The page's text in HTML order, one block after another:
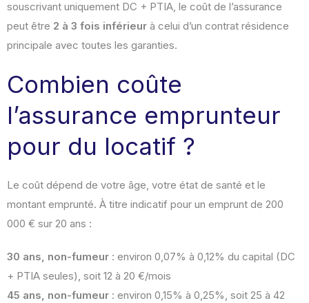
souscrivant uniquement DC + PTIA, le coût de l’assurance
peut être 2 à 3 fois inférieur à celui d’un contrat résidence
principale avec toutes les garanties.
Combien coûte
l’assurance emprunteur
pour du locatif ?
Le coût dépend de votre âge, votre état de santé et le
montant emprunté. À titre indicatif pour un emprunt de 200
000 € sur 20 ans :
30 ans, non-fumeur : environ 0,07% à 0,12% du capital (DC
+ PTIA seules), soit 12 à 20 €/mois
45 ans, non-fumeur : environ 0,15% à 0,25%, soit 25 à 42